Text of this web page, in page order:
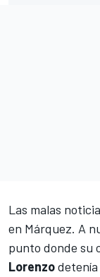
Las malas
en Márquez. A
punto donde su
Lorenzo